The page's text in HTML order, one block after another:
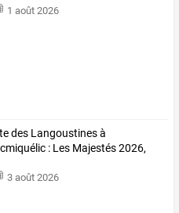
1 août 2026
des Langoustinesà
: Les Majestés2026,
3 août 2026